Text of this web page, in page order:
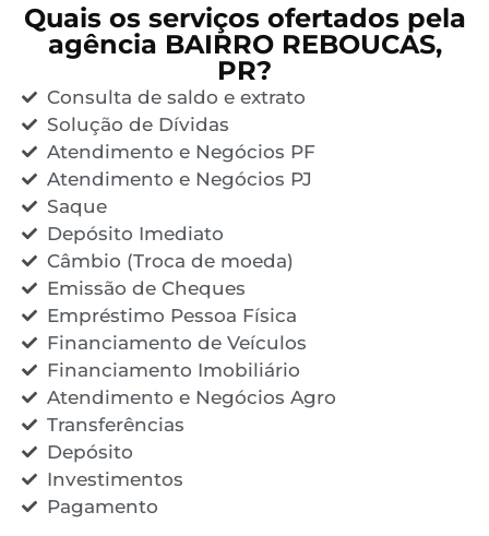
Quais os serviços ofertados pela
agência BAIRRO REBOUCAS,
PR?
Consulta de saldo e extrato
Solução de Dívidas
Atendimento e Negócios PF
Atendimento e Negócios PJ
Saque
Depósito Imediato
Câmbio (Troca de moeda)
Emissão de Cheques
Empréstimo Pessoa Física
Financiamento de Veículos
Financiamento Imobiliário
Atendimento e Negócios Agro
Transferências
Depósito
Investimentos
Pagamento